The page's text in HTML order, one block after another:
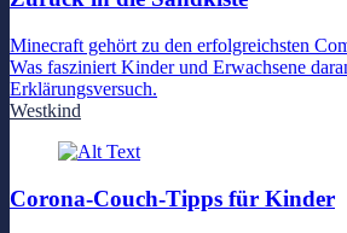
Minecraft gehört zu den erfolgreichsten
Was fasziniert Kinder und Erwachsene
Erklärungsversuch.
Westkind
Corona-Couch-Tipps für Kinder